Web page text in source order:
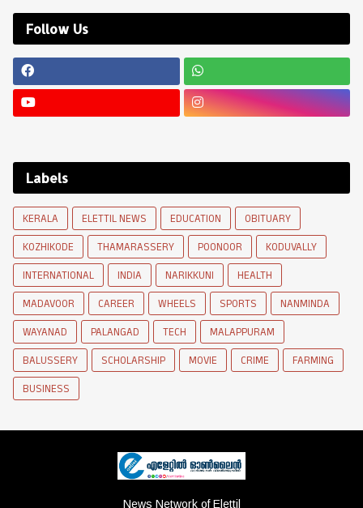
Follow Us
Labels
KERALA ELETTIL NEWS EDUCATION
OBITUARY
KOZHIKODE
THAMARASSERY POONOOR
KODUVALLY
INTERNATIONAL
INDIA NARIKKUNI
HEALTH
MADAVOOR
CAREER WHEELS SPORTS
NANMINDA
WAYANAD
PALANGAD TECH
MALAPPURAM
BALUSSERY
SCHOLARSHIP MOVIE CRIME
FARMING
BUSINESS
News Network of Elettil